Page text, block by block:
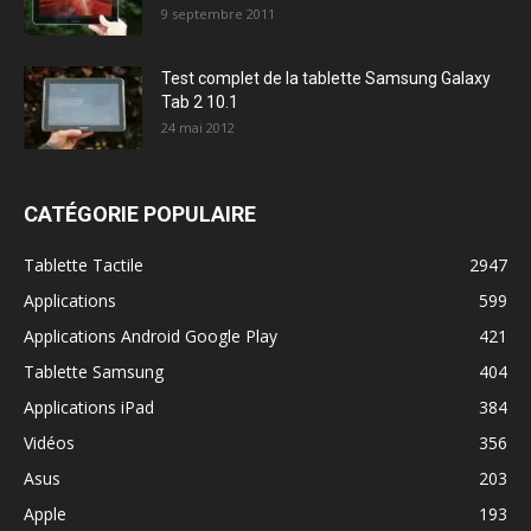
9 septembre 2011
Test complet de la tablette Samsung Galaxy
Tab 2 10.1
24 mai 2012
CATÉGORIE POPULAIRE
Tablette Tactile
2947
Applications
599
Applications Android Google Play
421
Tablette Samsung
404
Applications iPad
384
Vidéos
356
Asus
203
Apple
193